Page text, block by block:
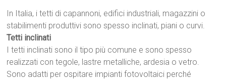
In Italia, i tetti di capannoni, edifici industriali, magazzini o
stabilimenti produttivi sono spesso inclinati, piani o curvi.
Tetti inclinati
I tetti inclinati sono il tipo più comune e sono spesso
realizzati con tegole, lastre metalliche, ardesia o vetro.
Sono adatti per ospitare impianti fotovoltaici perché